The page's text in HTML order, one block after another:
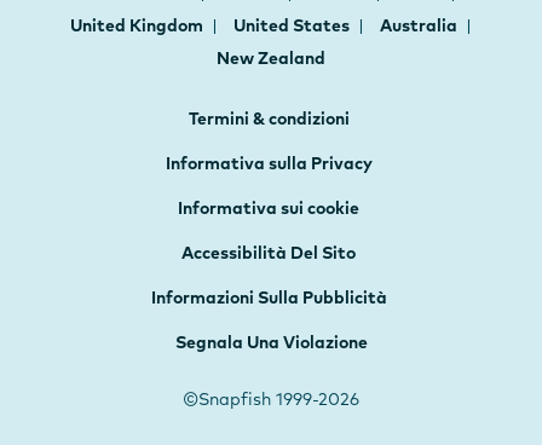
United Kingdom
United States
Australia
New Zealand
Termini & condizioni
Informativa sulla Privacy
Informativa sui cookie
Accessibilità Del Sito
Informazioni Sulla Pubblicità
Segnala Una Violazione
©Snapfish 1999-2026